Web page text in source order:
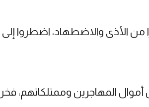
الأذى والاضطهاد، اضطروا إلى
المهاجرين وممتلكاتهم،